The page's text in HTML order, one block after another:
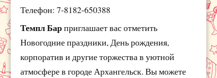
Телефон: 7-8182-650388
Темпл Барприглашает вас отметить
Новогодние праздники, День рождения,
корпоратив и другие торжества в уютной
атмосфере в городе Архангельск. Вы можете